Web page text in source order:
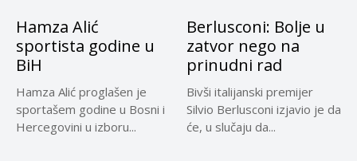
Hamza Alić
sportista godine u
BiH
Hamza Alić proglašen je
sportašem godine u Bosni i
Hercegovini u izboru...
Berlusconi: Bolje u
zatvor nego na
prinudni rad
Bivši italijanski premijer
Silvio Berlusconi izjavio je da
će, u slučaju da...